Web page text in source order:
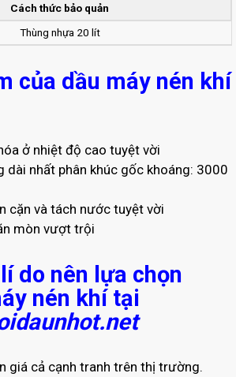
Cách thức bảo quản
Thùng nhựa 20 lít
của dầu máy nén khí
ở nhiệt độ cao tuyệt vời
dài nhất phân khúc gốc khoáng: 3000
cặn và tách nước tuyệt vời
mòn vượt trội
do nên lựa chọn
nén khí tại
giá cả cạnh tranh trên thị trường.